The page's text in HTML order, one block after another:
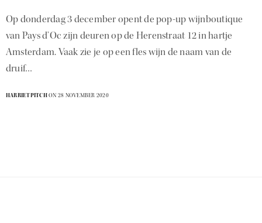
Op donderdag 3 december opent de pop-up wijnboutique
van Pays d’Oc zijn deuren op de Herenstraat 12 in hartje
Amsterdam. Vaak zie je op een fles wijn de naam van de
druif…
HARRIETPITCHON 28 NOVEMBER 2020